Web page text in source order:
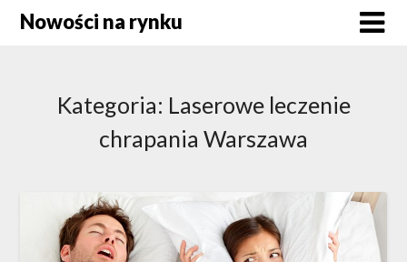
SkipNowości na rynku
Kategoria: Laserowe leczenie
chrapania Warszawa